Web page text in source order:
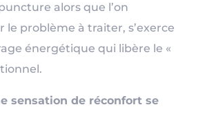
alors que l’on
le problème à traiter, s’exerce
énergétique qui libère le «
sensation de réconfort se